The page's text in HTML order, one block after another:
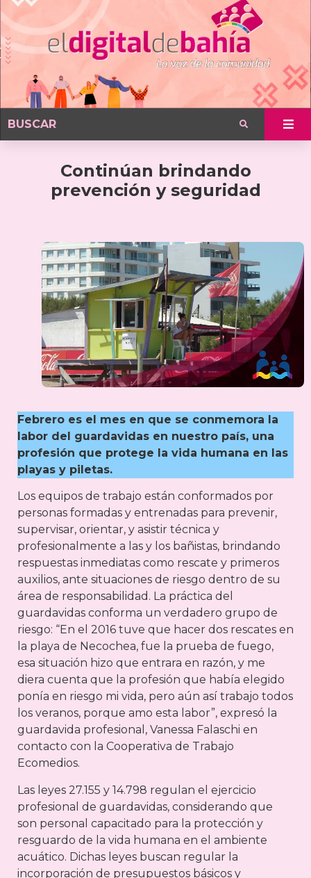
Continúan brindando
prevención y seguridad
Febrero es el mes en que se conmemora la
labor del guardavidas en nuestro país, una
profesión que protege la vida humana en las
playas y piletas.
Los equipos de trabajo están conformados por
personas formadas y entrenadas para prevenir,
supervisar, orientar, y asistir técnica y
profesionalmente a las y los bañistas, brindando
respuestas inmediatas como rescate y primeros
auxilios, ante situaciones de riesgo dentro de su
área de responsabilidad. La práctica del
guardavidas conforma un verdadero grupo de
riesgo: “En el 2016 tuve que hacer dos rescates en
la playa de Necochea, fue la prueba de fuego,
esa situación hizo que entrara en razón, y me
diera cuenta que la profesión que había elegido
ponía en riesgo mi vida, pero aún así trabajo todos
los veranos, porque amo esta labor”, expresó la
guardavida profesional, Vanessa Falaschi en
contacto con la Cooperativa de Trabajo
Ecomedios.
Las leyes 27.155 y 14.798 regulan el ejercicio
profesional de guardavidas, considerando que
son personal capacitado para la protección y
resguardo de la vida humana en el ambiente
acuático. Dichas leyes buscan regular la
incorporación de presupuestos básicos y